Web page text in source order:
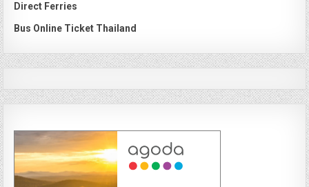
Direct Ferries
Bus Online Ticket Thailand